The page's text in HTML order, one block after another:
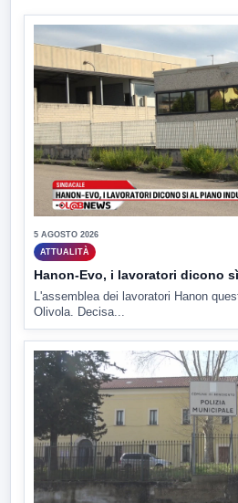
5 AGOSTO 2026
ATTUALITÀ
Hanon-Evo, i lavoratori dicono
L'assemblea dei lavoratori Hanon
Olivola. Decisa...